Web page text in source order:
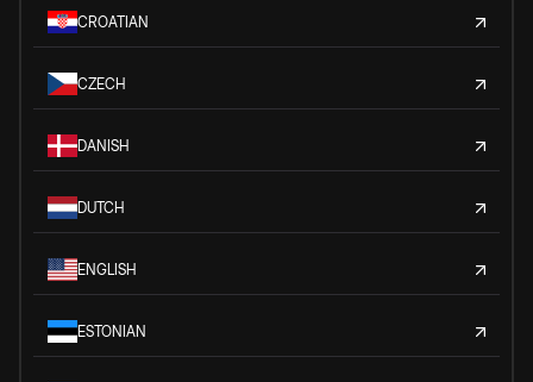
CROATIAN
CZECH
DANISH
DUTCH
ENGLISH
ESTONIAN